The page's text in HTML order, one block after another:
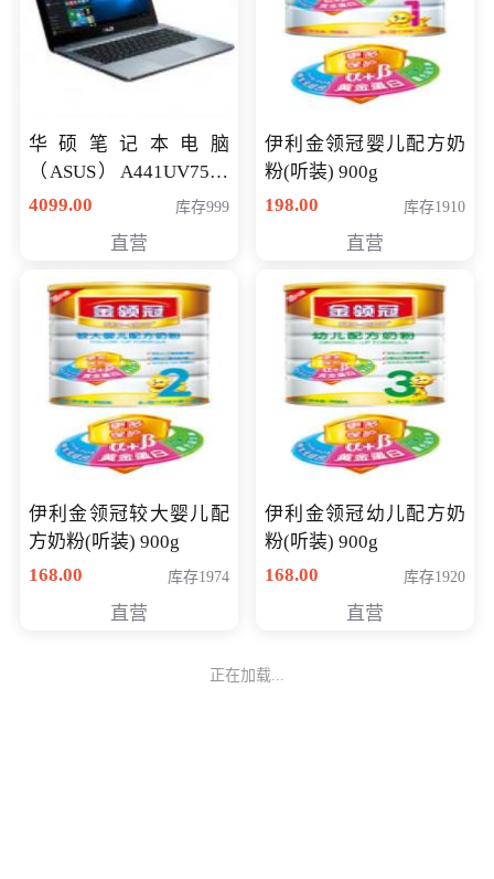
华硕笔记本电脑
（ASUS）A441UV7500
顽石（7代i7-7500U 4G
4099.00 库存999
直营
伊利金领冠婴儿配方奶
粉(听装) 900g
198.00
库存1910
直营
伊利金领冠较大婴儿配
方奶粉(听装) 900g
168.00
库存1974
直营
伊利金领冠幼儿配方奶
粉(听装) 900g
168.00
库存1920
直营
正在加载...